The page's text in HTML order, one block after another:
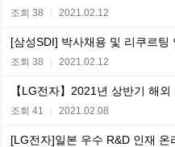
조회 38 | 2021.02.12
[삼성SDI] 박사채용 및 리쿠르팅
조회 38 | 2021.02.12
【LG전자】2021년 상반기 해
조회 41 | 2021.02.08
[LG전자]일본 우수 R&D 인재 온